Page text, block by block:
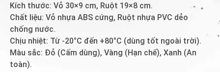
Kích thước: Vỏ 30×9 cm, Ruột 19×8 cm.
Chất liệu: Vỏ nhựa ABS cứng, Ruột nhựa PVC dẻo
chống nước.
Chịu nhiệt: Từ -20°C đến +80°C (dùng tốt ngoài trời).
Màu sắc: Đỏ (Cấm dùng), Vàng (Hạn chế), Xanh (An
toàn).